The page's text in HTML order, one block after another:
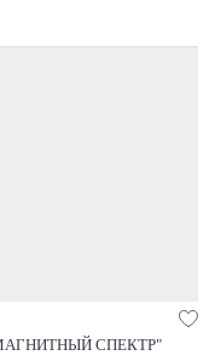
СПЕКТР"